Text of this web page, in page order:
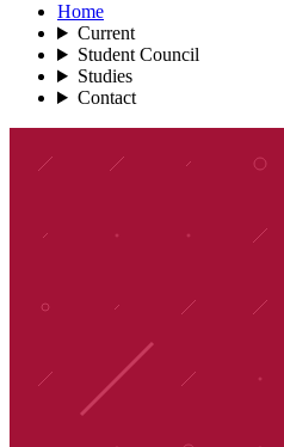
Home
Current
Student Council
Studies
Contact